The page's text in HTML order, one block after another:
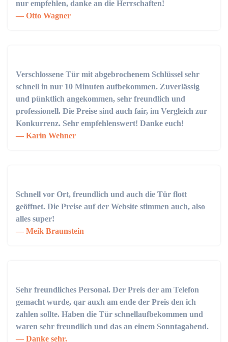
nur empfehlen, danke an die Herrschaften!
Otto Wagner
Verschlossene Tür mit abgebrochenem Schlüssel sehr
schnell in nur 10 Minuten aufbekommen. Zuverlässig
und pünktlich angekommen, sehr freundlich und
professionell. Die Preise sind auch fair, im Vergleich zur
Konkurrenz. Sehr empfehlenswert! Danke euch!
Karin Wehner
Schnell vor Ort, freundlich und auch die Tür flott
geöffnet. Die Preise auf der Website stimmen auch, also
alles super!
Meik Braunstein
Sehr freundliches Personal. Der Preis der am Telefon
gemacht wurde, qar auxh am ende der Preis den ich
zahlen sollte. Haben die Tür schnellaufbekommen und
waren sehr freundlich und das an einem Sonntagabend.
Danke sehr.